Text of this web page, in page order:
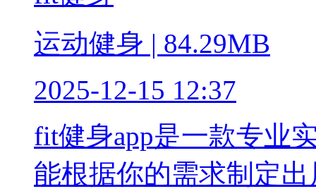
运动健身 | 84.29MB
2025-12-15 12:37
fit健身app是一款专业
能根据你的需求制定